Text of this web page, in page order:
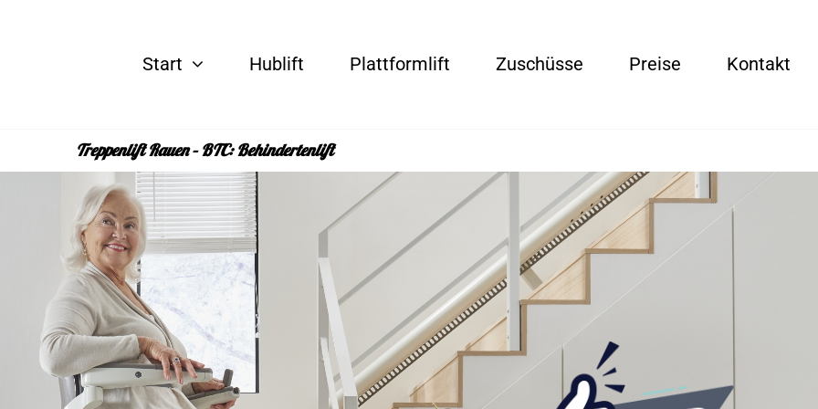
Start Hublift Plattformlift Zuschüsse Preise Kontakt
Treppenlift Rauen – BTC: Behindertenlift